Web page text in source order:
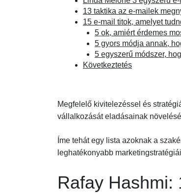
13 taktika az e-mailek
15 e-mail titok, amelyet
5 ok, amiért érdemes
5 gyors módja annak,
5 egyszerű módszer,
Következtetés
Megfelelő kivitelezéssel és
vállalkozását eladásainak
Íme tehát egy lista azoknak a
leghatékonyabb
Rafay Hashmi: